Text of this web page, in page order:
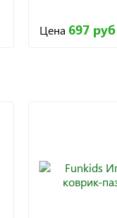
Цена 697 руб